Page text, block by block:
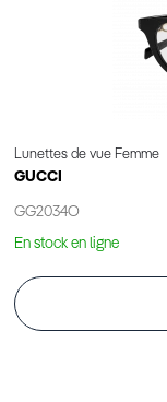
Lunettes de vue Femme
GUCCI
GG2034O
En stock en ligne